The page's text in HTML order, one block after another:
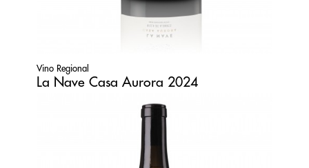
Vino Regional
La Nave Casa Aurora 2024